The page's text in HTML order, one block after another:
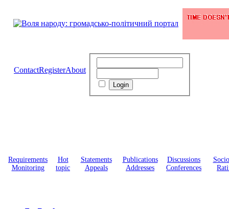
ContactRegisterAbout
Requirements
Monitoring
Hot
topic
Statements
Appeals
Publications
Addresses
Discussions
Conferences